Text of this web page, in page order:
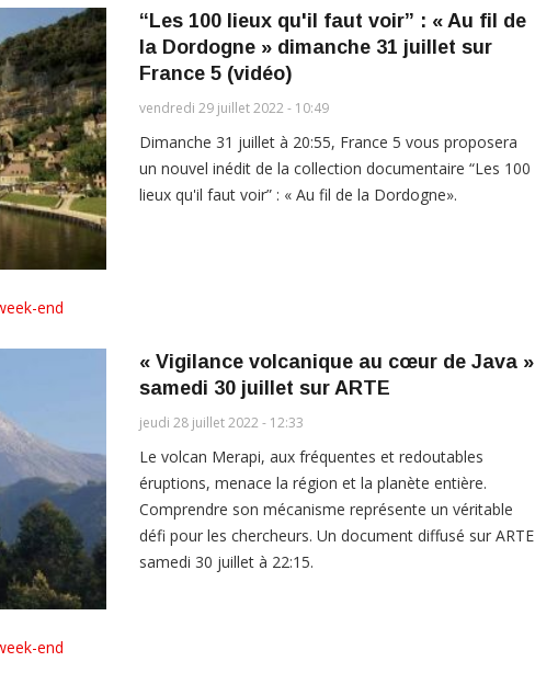
“Les 100 lieux qu'il faut voir” : « Au fil de
la Dordogne » dimanche 31 juillet sur
France 5 (vidéo)
vendredi 29 juillet 2022 - 10:49
Dimanche 31 juillet à 20:55, France 5 vous proposera
un nouvel inédit de la collection documentaire “Les 100
lieux qu'il faut voir” : « Au fil de la Dordogne».
end
« Vigilance volcanique au cœur de Java »
samedi 30 juillet sur ARTE
jeudi 28 juillet 2022 - 12:33
Le volcan Merapi, aux fréquentes et redoutables
éruptions, menace la région et la planète entière.
Comprendre son mécanisme représente un véritable
défi pour les chercheurs. Un document diffusé sur ARTE
samedi 30 juillet à 22:15.
end